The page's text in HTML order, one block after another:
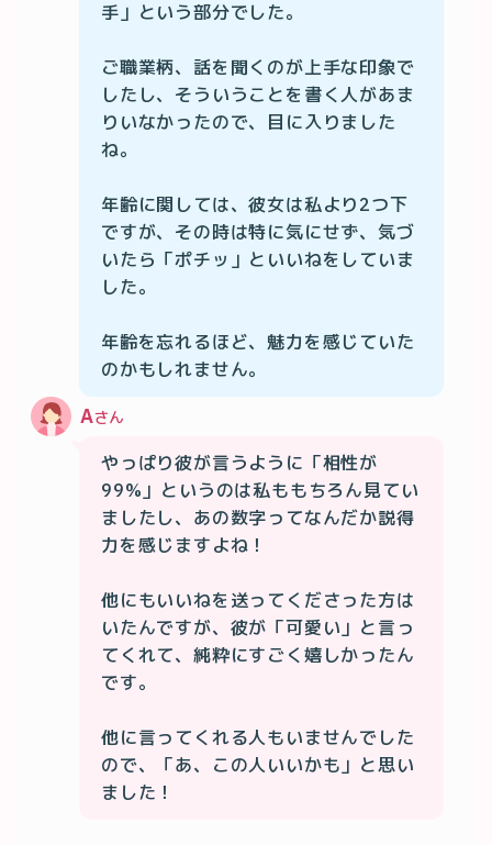
手」という部分でした。
ご職業柄、話を聞くのが上手な印象で
したし、そういうことを書く人があま
りいなかったので、目に入りました
ね。
年齢に関しては、彼女は私より2つ下
ですが、その時は特に気にせず、気づ
いたら「ポチッ」といいねをしていま
した。
年齢を忘れるほど、魅力を感じていた
のかもしれません。
Aさん
やっぱり彼が言うように「相性が
99%」というのは私ももちろん見てい
ましたし、あの数字ってなんだか説得
力を感じますよね！
他にもいいねを送ってくださった方は
いたんですが、彼が「可愛い」と言っ
てくれて、純粋にすごく嬉しかったん
です。
他に言ってくれる人もいませんでした
ので、「あ、この人いいかも」と思い
ました！